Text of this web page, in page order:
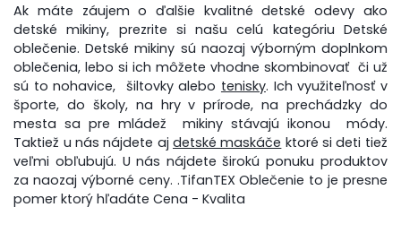
Ak máte záujem o ďalšie kvalitné detské odevy ako
detské mikiny, prezrite si našu celú kategóriu Detské
oblečenie. Detské mikiny sú naozaj výborným doplnkom
oblečenia, lebo si ich môžete vhodne skombinovať či už
sú to nohavice, šiltovky alebo tenisky. Ich využiteľnosť v
športe, do školy, na hry v prírode, na prechádzky do
mesta sa pre mládež mikiny stávajú ikonou módy.
Taktiež u nás nájdete aj detské maskáče ktoré si deti tiež
veľmi obľubujú. U nás nájdete širokú ponuku produktov
za naozaj výborné ceny. .TifanTEX Oblečenie to je presne
pomer ktorý hľadáte Cena - Kvalita